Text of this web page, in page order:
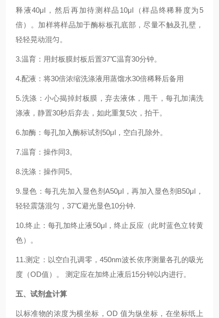
释液40μl，然后再加待测样品10μl（样品终稀释度为5
倍）。加样将样品加于酶标板孔底部，尽量不触及孔壁，
轻轻晃动混匀。
3.温育：用封板膜封板后置37℃温育30分钟。
4.配液：将30倍浓缩洗涤液用蒸馏水30倍稀释后备用
5.洗涤：小心揭掉封板膜，弃去液体，甩干，每孔加满洗
涤液，静置30秒后弃去，如此重复5次，拍干。
6.加酶：每孔加入酶标试剂50μl，空白孔除外。
7.温育：操作同3。
8.洗涤：操作同5。
9.显色：每孔先加入显色剂A50μl，再加入显色剂B50μl，
轻轻震荡混匀，37℃避光显色10分钟.
10.终止：每孔加终止液50μl，终止反应（此时蓝色立转黄
色）。
11.测定：以空白孔调零，450nm波长依序测量各孔的吸光
度（OD值）。 测定应在加终止液后15分钟以内进行。
五、试剂盒计算
以标准物的浓度为横坐标，OD 值为纵坐标，在坐标纸上